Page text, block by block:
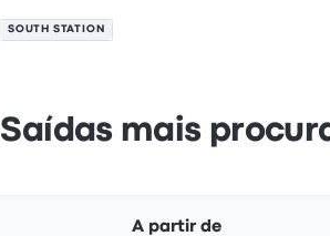
SOUTH STATION
Saídas mais
A partir de